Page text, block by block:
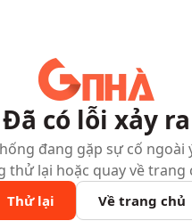
Đã có lỗi xảy ra
đang gặp sự cố ngoài
thử lại hoặc quay về trang
Thử lại Về trang chủ